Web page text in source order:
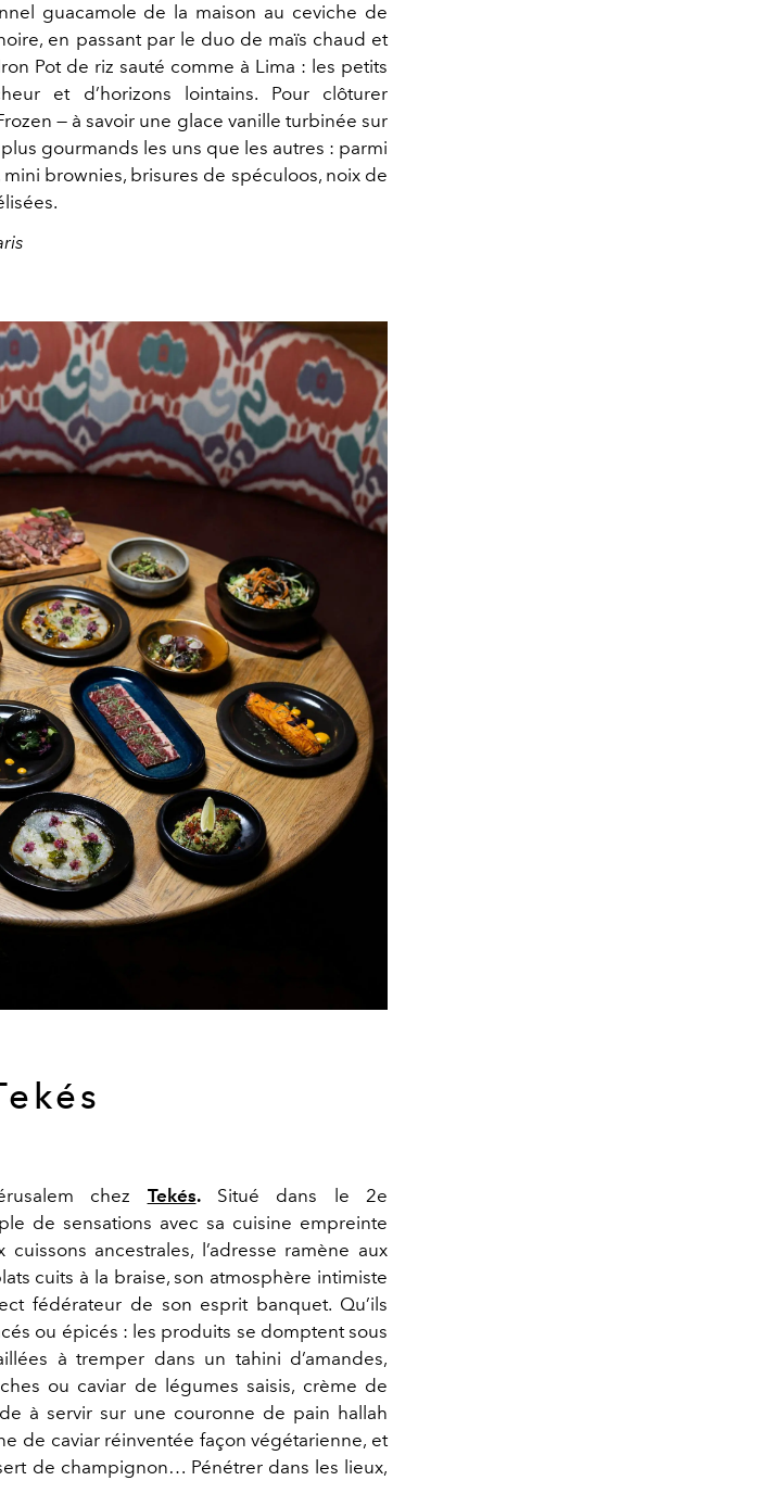
guacamole de la maison au ceviche de
en passant par le duo de maïs chaud et
Pot de riz sauté comme à Lima : les petits
et d’horizons lointains. Pour clôturer
— à savoir une glace vanille turbinée sur
gourmands les uns que les autres : parmi
brownies, brisures de spéculoos, noix de
chez Tekés.Situé dans le 2e
de sensations avec sa cuisine empreinte
ancestrales, l’adresse ramène aux
cuits à la braise, son atmosphère intimiste
fédérateur de son esprit banquet. Qu’ils
ou épicés : les produits se domptent sous
à tremper dans un tahini d’amandes,
ou caviar de légumes saisis, crème de
à servir sur une couronne de pain hallah
de caviar réinventée façon végétarienne, et
de champignon… Pénétrer dans les lieux,